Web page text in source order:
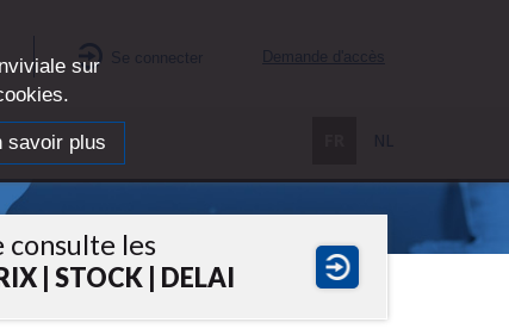
Se connecter Demande d'accès
NL
consulte les
| STOCK | DELAI
sur
savoir plus